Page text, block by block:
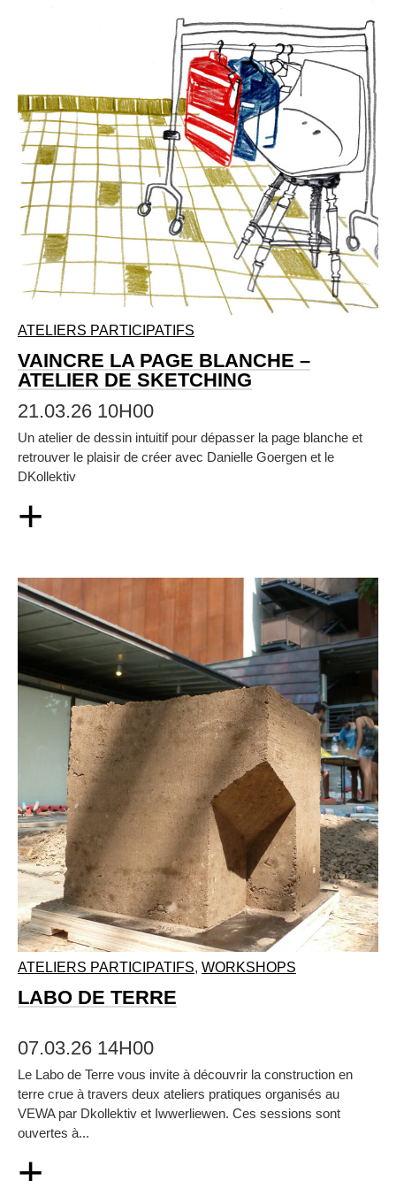
ATELIERS PARTICIPATIFS
VAINCRE LA PAGE BLANCHE –
ATELIER DE SKETCHING
21.03.26 10H00
Un atelier de dessin intuitif pour dépasser la page blanche et
retrouver le plaisir de créer avec Danielle Goergen et le
DKollektiv
+
ATELIERS PARTICIPATIFS, WORKSHOPS
LABO DE TERRE
07.03.26 14H00
Le Labo de Terre vous invite à découvrir la construction en
terre crue à travers deux ateliers pratiques organisés au
VEWA par Dkollektiv et Iwwerliewen. Ces sessions sont
ouvertes à...